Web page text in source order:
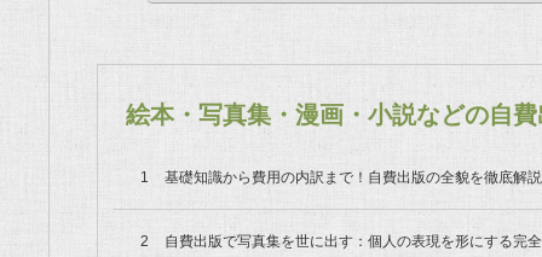
絵本・写真集・漫画・小説などの自
基礎知識から費用の内訳まで！自費出版の全貌を徹底解説
自費出版で写真集を世に出す：個人の表現を形にする完